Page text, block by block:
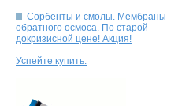
Сорбенты и смолы. Мембраны
обратного осмоса. По старой